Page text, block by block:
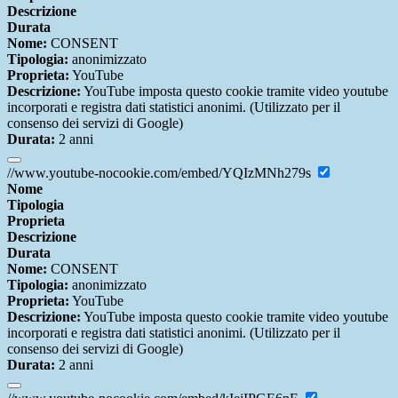
Descrizione
Durata
Nome: CONSENT
Tipologia: anonimizzato
Proprieta: YouTube
Descrizione: YouTube imposta questo cookie tramite video youtube
incorporati e registra dati statistici anonimi. (Utilizzato per il
consenso dei servizi di Google)
Durata: 2 anni
//www.youtube-nocookie.com/embed/YQIzMNh279s
Nome
Tipologia
Proprieta
Descrizione
Durata
Nome: CONSENT
Tipologia: anonimizzato
Proprieta: YouTube
Descrizione: YouTube imposta questo cookie tramite video youtube
incorporati e registra dati statistici anonimi. (Utilizzato per il
consenso dei servizi di Google)
Durata: 2 anni